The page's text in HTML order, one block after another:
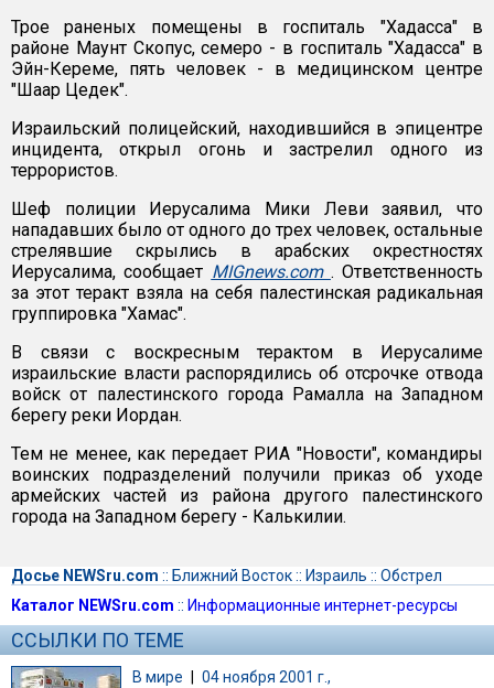
Трое раненых помещены в госпиталь "Хадасса" в
районе Маунт Скопус, семеро - в госпиталь "Хадасса" в
Эйн-Кереме, пять человек - в медицинском центре
"Шаар Цедек".
Израильский полицейский, находившийся в эпицентре
инцидента, открыл огонь и застрелил одного из
террористов.
Шеф полиции Иерусалима Мики Леви заявил, что
нападавших было от одного до трех человек, остальные
стрелявшие скрылись в арабских окрестностях
Иерусалима, сообщает MIGnews.com . Ответственность
за этот теракт взяла на себя палестинская радикальная
группировка "Хамас".
В связи с воскресным терактом в Иерусалиме
израильские власти распорядились об отсрочке отвода
войск от палестинского города Рамалла на Западном
берегу реки Иордан.
Тем не менее, как передает РИА "Новости", командиры
воинских подразделений получили приказ об уходе
армейских частей из района другого палестинского
города на Западном берегу - Калькилии.
Досье NEWSru.com :: Ближний Восток:: Израиль :: Обстрел
Каталог NEWSru.com :: Информационные интернет-ресурсы
ССЫЛКИ ПО ТЕМЕ
В мире | 04 ноября 2001 г.,